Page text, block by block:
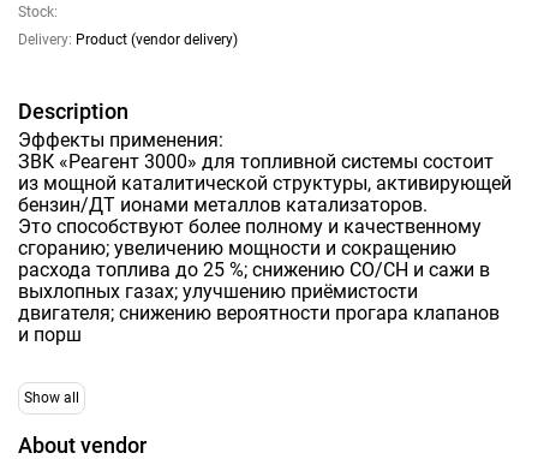
Stock:
Delivery: Product (vendor delivery)
Description
Эффекты применения:
ЗВК «Реагент 3000» для топливной системы состоит
из мощной каталитической структуры, активирующей
бензин/ДТ ионами металлов катализаторов.
Это способствуют более полному и качественному
сгоранию; увеличению мощности и сокращению
расхода топлива до 25 %; снижению СО/СН и сажи в
выхлопных газах; улучшению приёмистости
двигателя; снижению вероятности прогара клапанов
и порш
Show all
About vendor